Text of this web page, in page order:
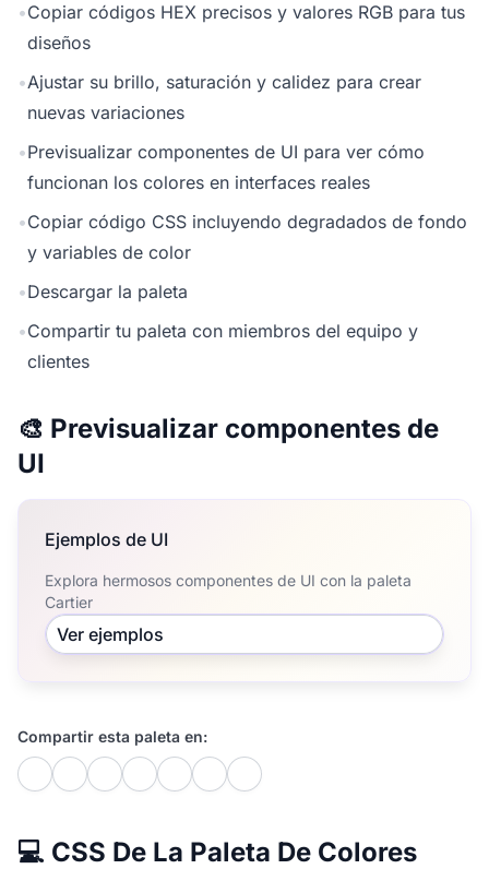
•Copiar códigos HEX precisos y valores RGB para tus
diseños
•Ajustar su brillo, saturación y calidez para crear
nuevas variaciones
•Previsualizar componentes de UI para ver cómo
funcionan los colores en interfaces reales
•Copiar código CSS incluyendo degradados de fondo
y variables de color
•Descargar la paleta
•Compartir tu paleta con miembros del equipo y
clientes
🎨 Previsualizar componentes de
UI
Ejemplos de UI
Explora hermosos componentes de UI con la paleta
Cartier
Ver ejemplos
Compartir esta paleta en:
💻 CSS De La Paleta De Colores